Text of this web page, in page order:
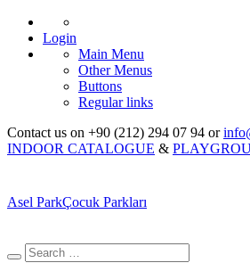
Login
Main Menu
Other Menus
Buttons
Regular links
Contact us on +90 (212) 294 07 94 or
INDOOR CATALOGUE &
Asel ParkÇocuk Parkları